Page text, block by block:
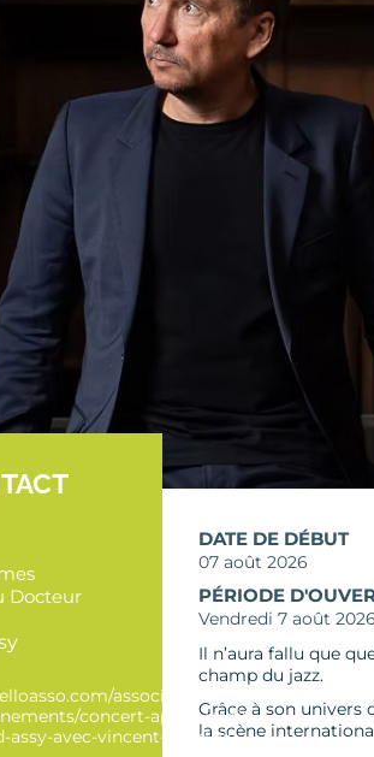
Docteur
associations/jardin-
concert-apero-jardin-
assy-avec-vincent-courtois
DATE DE DÉBUT
07 août 2026
PÉRIODE
Vendredi 7 août
Il n’aura fallu que
champ du jazz.
Grâce à son univers
la scène